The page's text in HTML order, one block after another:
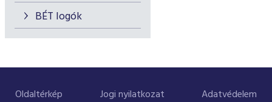
BÉT logók
Oldaltérkép Jogi nyilatkozat Adatvédelem